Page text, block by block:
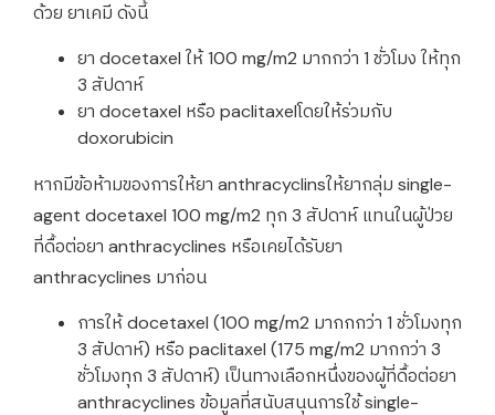
ด้วย ยาเคมี ดังนี้
ยา docetaxel ให้ 100 mg/m2 มากกว่า 1 ชั่วโมง ให้ทุก
3 สัปดาห์
ยา docetaxel หรือ paclitaxelโดยให้ร่วมกับ
doxorubicin
หากมีข้อห้ามของการให้ยา anthracyclinsให้ยากลุ่ม single-
agent docetaxel 100 mg/m2 ทุก 3 สัปดาห์ แทนในผู้ป่วย
ที่ดื้อต่อยา anthracyclines หรือเคยได้รับยา
anthracyclines มาก่อน
การให้ docetaxel (100 mg/m2 มากกกว่า 1 ชั่วโมงทุก
3 สัปดาห์) หรือ paclitaxel (175 mg/m2 มากกว่า 3
ชั่วโมงทุก 3 สัปดาห์) เป็นทางเลือกหนึ่งของผู้ที่ดื้อต่อยา
anthracyclines ข้อมูลที่สนับสนุนการใช้ single-